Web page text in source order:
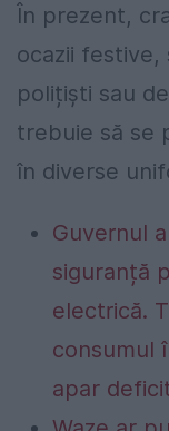
În prezent,
ocazii festive,
polițiști sau
trebuie să se
în diverse
Guvernul
siguranță
electrică.
consumul
apar